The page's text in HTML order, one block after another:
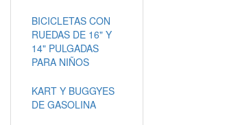
BICICLETAS CON
RUEDAS DE 16" Y
14" PULGADAS
PARA NIÑOS
KART Y BUGGYES
DE GASOLINA